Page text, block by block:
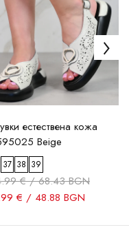
естествена кожа
Beige
37 38 39
€ / 68.43 BGN
€ / 48.88 BGN